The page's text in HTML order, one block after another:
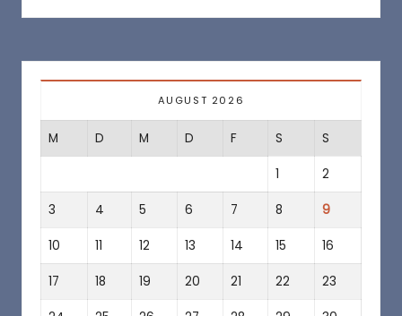
AUGUST 2026
M D M D F S S
1 2
3 4 5 6 7 8 9
10 11 12 13 14 15 16
17 18 19 20 21 22 23